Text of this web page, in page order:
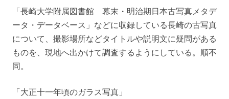
「長崎大学附属図書館 幕末・明治期日本古写真メタデ
ータ・データベース」などに収録している長崎の古写真
について、撮影場所などタイトルや説明文に疑問がある
ものを、現地へ出かけて調査するようにしている。順不
同。
「大正十一年頃のガラス写真」